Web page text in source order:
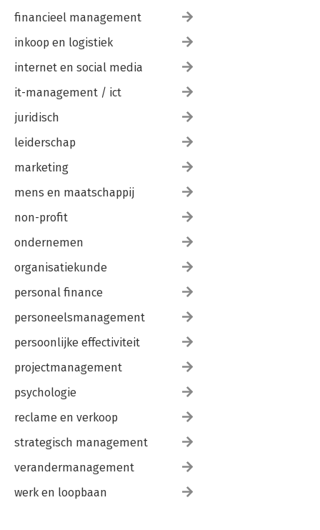
financieel management
inkoop en logistiek
internet en social media
it-management / ict
juridisch
leiderschap
marketing
mens en maatschappij
non-profit
ondernemen
organisatiekunde
personal finance
personeelsmanagement
persoonlijke effectiviteit
projectmanagement
psychologie
reclame en verkoop
strategisch management
verandermanagement
werk en loopbaan